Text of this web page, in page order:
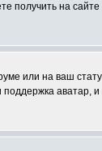
получить на
или на ваш
аватар, и